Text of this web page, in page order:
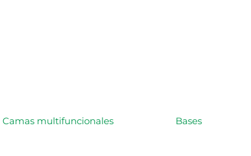
Camas multifuncionales Bases